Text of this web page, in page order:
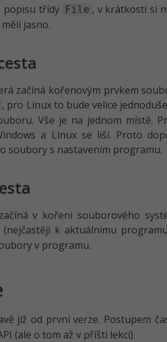
popisu třídy File , v krátkosti si
jasno.
začíná kořenovým prvkem
, pro Linux to bude velice jednoduše
Vše je na jednom místě.
a Linux se liší. Proto
soubory s nastavením programu.
v kořeni souborového
k aktuálnímu
v programu.
již od první verze. Postupem
(ale o tom až v příští lekci).